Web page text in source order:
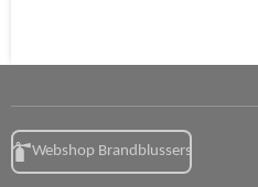
Webshop Brandblussers